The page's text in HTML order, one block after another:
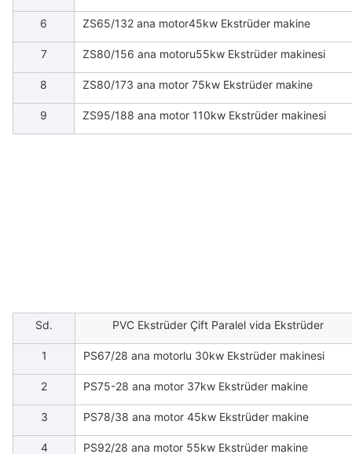
6 ZS65/132 ana motor45kw Ekstrüder makine
7 ZS80/156 ana motoru55kw Ekstrüder makinesi
8 ZS80/173 ana motor 75kw Ekstrüder makine
9 ZS95/188 ana motor 110kw Ekstrüder makinesi
Sd. PVC Ekstrüder Çift Paralel vida Ekstrüder
1 PS67/28 ana motorlu 30kw Ekstrüder makinesi
2 PS75-28 ana motor 37kw Ekstrüder makine
3 PS78/38 ana motor 45kw Ekstrüder makine
4 PS92/28 ana motor 55kw Ekstrüder makine